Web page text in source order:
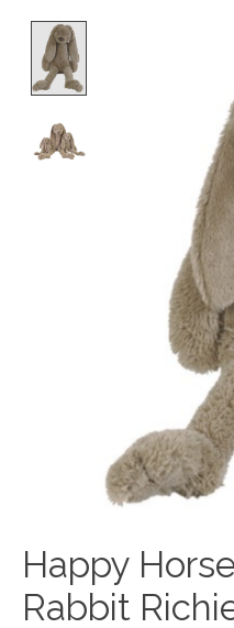
Happy
Rabbit